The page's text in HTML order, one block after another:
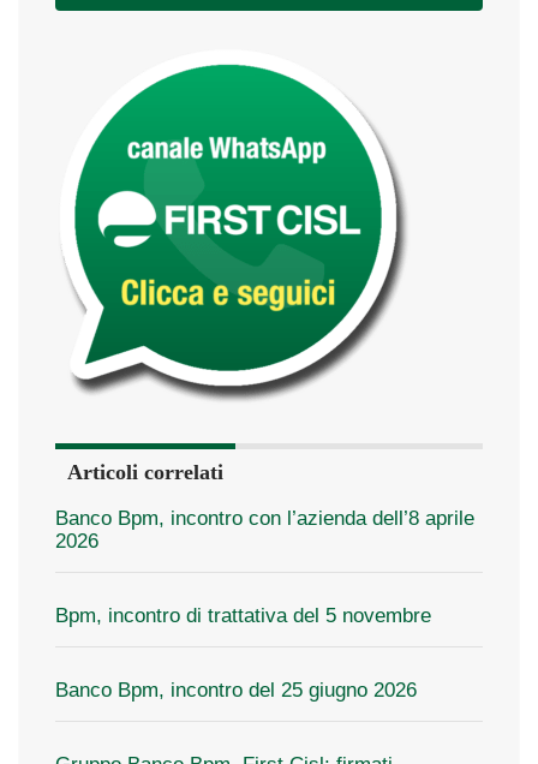
Articoli correlati
Banco Bpm, incontro con l’azienda dell’8 aprile
2026
Bpm, incontro di trattativa del 5 novembre
Banco Bpm, incontro del 25 giugno 2026